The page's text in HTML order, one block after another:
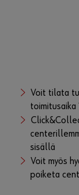
Voit luoda
entistä
Voit
Löydät